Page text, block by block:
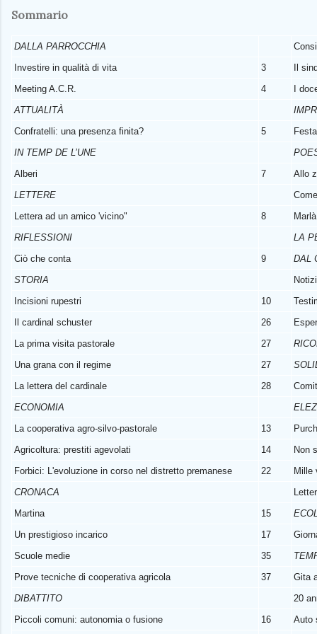
Sommario
DALLA PARROCCHIA
Investire in qualità di vita
3
Il
Meeting A.C.R.
4
I
ATTUALITÀ
Confratelli: una presenza finita?
5
IN TEMP DE L’UNE
Alberi
7
Allo
LETTERE
Lettera ad un amico 'vicino"
8
Marlà
RIFLESSIONI
LA
Ciò che conta
9
DAL
STORIA
Incisioni rupestri
10
Il cardinal schuster
26
La prima visita pastorale
27
Una grana con il regime
27
La lettera del cardinale
28
ECONOMIA
La cooperativa agro-silvo-pastorale
13
Agricoltura: prestiti agevolati
14
Non
Forbici: L'evoluzione in corso nel distretto premanese
22
Mille
CRONACA
Martina
15
Un prestigioso incarico
17
Scuole medie
35
Prove tecniche di cooperativa agricola
37
Gita
DIBATTITO
20
Piccoli comuni: autonomia o fusione
16
Auto